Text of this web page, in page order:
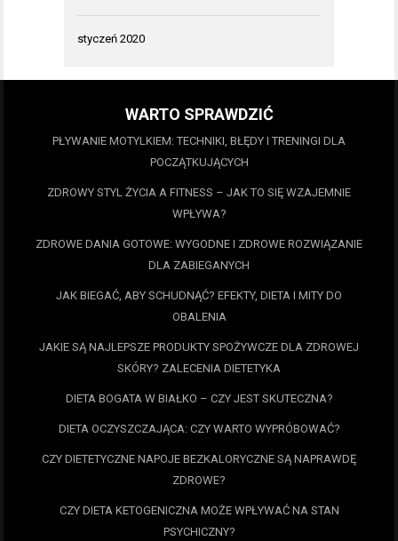
styczeń 2020
WARTO SPRAWDZIĆ
PŁYWANIE MOTYLKIEM: TECHNIKI, BŁĘDY I TRENINGI DLA
POCZĄTKUJĄCYCH
ZDROWY STYL ŻYCIA A FITNESS – JAK TO SIĘ WZAJEMNIE
WPŁYWA?
ZDROWE DANIA GOTOWE: WYGODNE I ZDROWE ROZWIĄZANIE
DLA ZABIEGANYCH
JAK BIEGAĆ, ABY SCHUDNĄĆ? EFEKTY, DIETA I MITY DO
OBALENIA
JAKIE SĄ NAJLEPSZE PRODUKTY SPOŻYWCZE DLA ZDROWEJ
SKÓRY? ZALECENIA DIETETYKA
DIETA BOGATA W BIAŁKO – CZY JEST SKUTECZNA?
DIETA OCZYSZCZAJĄCA: CZY WARTO WYPRÓBOWAĆ?
CZY DIETETYCZNE NAPOJE BEZKALORYCZNE SĄ NAPRAWDĘ
ZDROWE?
CZY DIETA KETOGENICZNA MOŻE WPŁYWAĆ NA STAN
PSYCHICZNY?